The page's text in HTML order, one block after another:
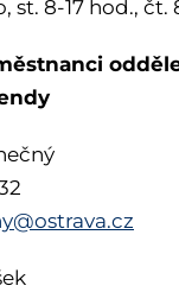
st. 8-17 hod., čt.